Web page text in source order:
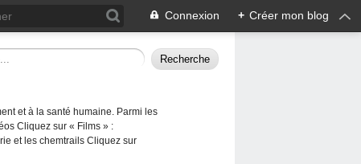
Connexion + Créer mon blog
et à la santé humaine. Parmi les
Cliquez sur « Films » :
et les chemtrails Cliquez sur